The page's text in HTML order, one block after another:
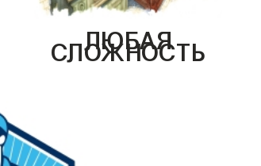
ЛЮБАЯ
СЛОЖНОСТЬ